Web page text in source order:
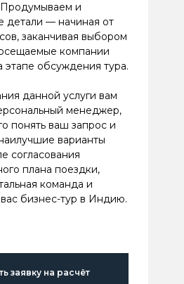
Продумываем и
детали — начиная от
заканчивая выбором
компании
этапе обсуждения тура.
данной услуги вам
менеджер,
понять ваш запрос и
варианты
согласования
плана поездки,
команда и
бизнес-тур в Индию.
заявку на расчёт